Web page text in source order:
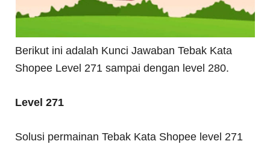
Berikut ini adalah Kunci Jawaban Tebak Kata
Shopee Level 271 sampai dengan level 280.
Level 271
Solusi permainan Tebak Kata Shopee level 271